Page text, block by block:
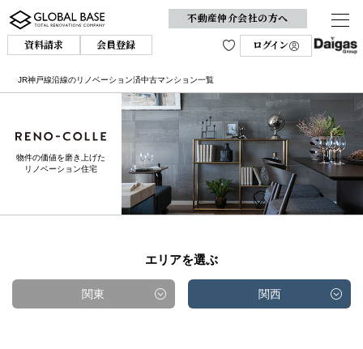
不動産仲介会社の方へ
資料請求
会員登録 ログイン
JR神戸線沿線のリノベーション済中古マンション一覧
物件の価値を磨き上げた
リノベーション住宅
エリアを選ぶ
関東 関西